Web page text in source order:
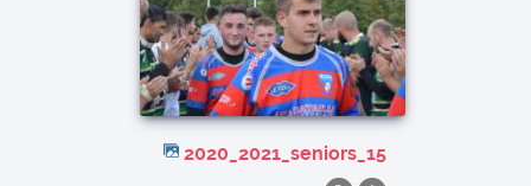
2020_2021_seniors_15